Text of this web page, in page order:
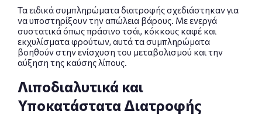
Τα ειδικά συμπληρώματα διατροφής σχεδιάστηκαν για
να υποστηρίξουν την απώλεια βάρους. Με ενεργά
συστατικά όπως πράσινο τσάι, κόκκους καφέ και
εκχυλίσματα φρούτων, αυτά τα συμπληρώματα
βοηθούν στην ενίσχυση του μεταβολισμού και την
αύξηση της καύσης λίπους.
Λιποδιαλυτικά και
Υποκατάστατα Διατροφής